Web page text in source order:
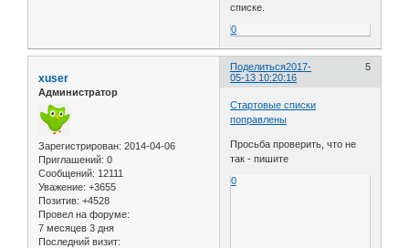
списке.
0
Поделиться 5
2017-
05-13 10:20:16
xuser
Администратор
Зарегистрирован: 2014-04-06
Приглашений: 0
Сообщений: 12111
Уважение: +3655
Позитив: +4528
Провел на форуме:
7 месяцев 3 дня
Последний визит:
Стартовые списки
поправлены
Просьба проверить, что не
так - пишите
0